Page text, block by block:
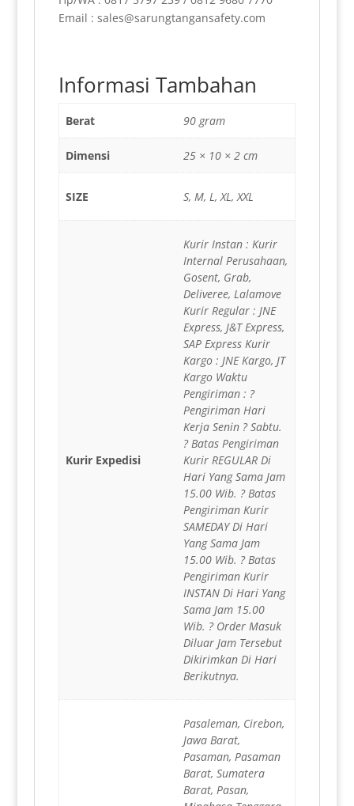
Email : sales@sarungtangansafety.com
Informasi Tambahan
Berat 90 gram
Dimensi 25 × 10 × 2 cm
SIZE S, M, L, XL, XXL
Kurir Expedisi
Kurir Instan : Kurir
Internal Perusahaan,
Gosent, Grab,
Deliveree, Lalamove
Kurir Regular : JNE
Express, J&T Express,
SAP Express Kurir
Kargo : JNE Kargo, JT
Kargo Waktu
Pengiriman : ?
Pengiriman Hari
Kerja Senin ? Sabtu.
? Batas Pengiriman
Kurir REGULAR Di
Hari Yang Sama Jam
15.00 Wib. ? Batas
Pengiriman Kurir
SAMEDAY Di Hari
Yang Sama Jam
15.00 Wib. ? Batas
Pengiriman Kurir
INSTAN Di Hari Yang
Sama Jam 15.00
Wib. ? Order Masuk
Diluar Jam Tersebut
Dikirimkan Di Hari
Berikutnya.
Pasaleman, Cirebon,
Jawa Barat,
Pasaman, Pasaman
Barat, Sumatera
Barat, Pasan,